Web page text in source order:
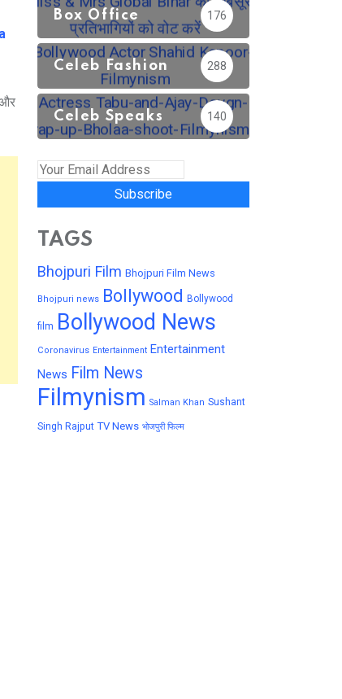
Box Office 176
Celeb Fashion 288
Celeb Speaks 140
Subscribe
TAGS
Bhojpuri Film Bhojpuri Film News
Bhojpuri news Bollywood Bollywood
film Bollywood News
Coronavirus Entertainment Entertainment
News Film News
Filmynism Salman Khan Sushant
Singh Rajput TV News भोजपुरी फिल्म